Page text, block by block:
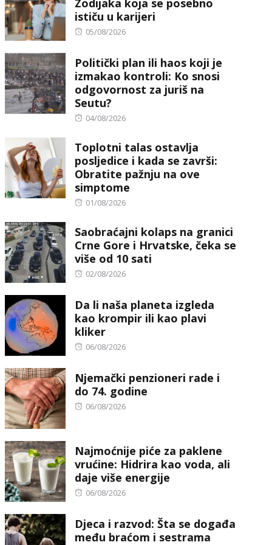
Zodijaka koja se posebno
ističu u karijeri
Posted
05/08/2026
Politički plan ili haos koji je
izmakao kontroli: Ko snosi
odgovornost za juriš na
Seutu?
Posted
04/08/2026
Toplotni talas ostavlja
posljedice i kada se završi:
Obratite pažnju na ove
simptome
Posted
01/08/2026
Saobraćajni kolaps na granici
Crne Gore i Hrvatske, čeka se
više od 10 sati
Posted
02/08/2026
Da li naša planeta izgleda
kao krompir ili kao plavi
kliker
Posted
06/08/2026
Njemački penzioneri rade i
do 74. godine
Posted
06/08/2026
Najmoćnije piće za paklene
vrućine: Hidrira kao voda, ali
daje više energije
Posted
06/08/2026
Djeca i razvod: Šta se događa
među braćom i sestrama